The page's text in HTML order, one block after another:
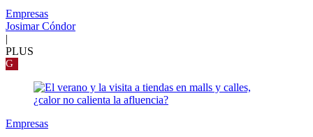
Empresas
Josimar Cóndor
|
PLUS
G
Empresas